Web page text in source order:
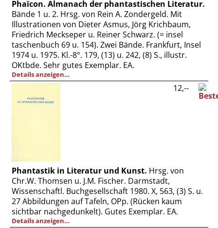
Phaïcon. Almanach der phantastischen Literatur.
Bände 1 u. 2. Hrsg. von Rein A. Zondergeld. Mit
Illustrationen von Dieter Asmus, Jörg Krichbaum,
Friedrich Meckseper u. Reiner Schwarz. (= insel
taschenbuch 69 u. 154). Zwei Bände. Frankfurt, Insel
1974 u. 1975. Kl.-8°. 179, (13) u. 242, (8) S., illustr.
OKtbde. Sehr gutes Exemplar. EA.
Details anzeigen…
Phantastik in Literatur und Kunst. Hrsg. von
Chr.W. Thomsen u. J.M. Fischer. Darmstadt,
Wissenschaftl. Buchgesellschaft 1980. X, 563, (3) S. u.
27 Abbildungen auf Tafeln, OPp. (Rücken kaum
sichtbar nachgedunkelt). Gutes Exemplar. EA.
Details anzeigen…
12,--